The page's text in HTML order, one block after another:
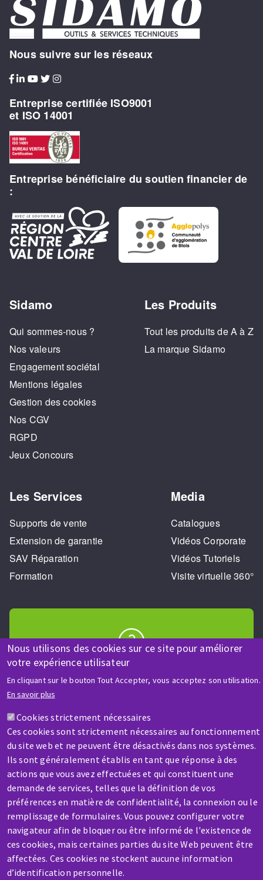
Nous utilisons des cookies sur ce site pour améliorer
votre expérience utilisateur
En cliquant sur le bouton Tout Accepter, vous acceptez son utilisation.
En savoir plus
Cookies strictement nécessaires
Ces cookies sont strictement nécessaires au fonctionnement
du site web et ne peuvent être désactivés dans nos systèmes.
Ils sont généralement établis en tant que réponse à des
actions que vous avez effectuées et qui constituent une
demande de services, telles que la définition de vos
préférences en matière de confidentialité, la connexion ou le
remplissage de formulaires. Vous pouvez configurer votre
navigateur afin de bloquer ou être informé de l'existence de
ces cookies, mais certaines parties du site Web peuvent être
affectées. Ces cookies ne stockent aucune information
d’identification personnelle.
Nous suivre sur les réseaux
Entreprise certifiée ISO9001
et ISO 14001
Entreprise bénéficiaire du soutien financier de
:
Sidamo
Qui sommes-nous ?
Nos valeurs
Engagement sociétal
Mentions légales
Gestion des cookies
Nos CGV
RGPD
Jeux Concours
Les Produits
Tout les produits de A à Z
La marque Sidamo
Les Services
Supports de vente
Extension de garantie
SAV Réparation
Formation
Media
Catalogues
Vidéos Corporate
Vidéos Tutoriels
Visite virtuelle 360°
AIDE & CONTACT
Une question ? Un renseignement ?
Contactez-nous
SAV / RÉPARATION
Une machine cassée ? En panne ?
Contactez-nous